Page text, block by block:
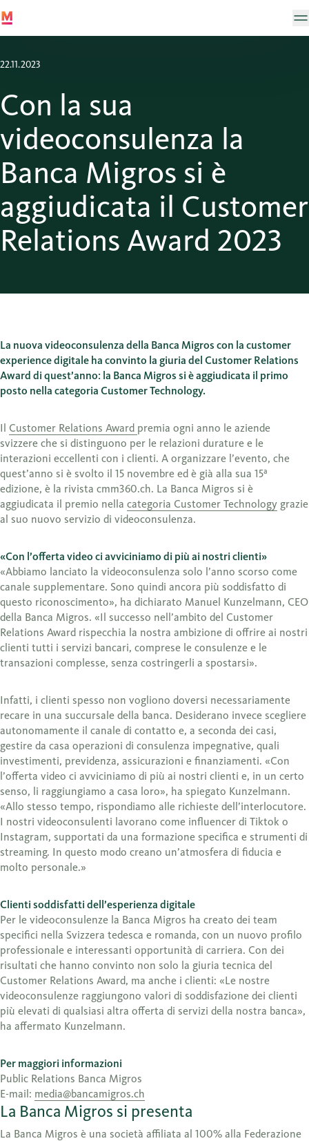
22.11.2023
Con la sua
videoconsulenza la
Banca Migros si è
aggiudicata il Customer
Relations Award 2023
La nuova videoconsulenza della Banca Migros con la customer
experience digitale ha convinto la giuria del Customer Relations
Award di quest’anno: la Banca Migros si è aggiudicata il primo
posto nella categoria Customer Technology.
Il Customer Relations Award premia ogni anno le aziende
svizzere che si distinguono per le relazioni durature e le
interazioni eccellenti con i clienti. A organizzare l’evento, che
quest’anno si è svolto il 15 novembre ed è già alla sua 15ª
edizione, è la rivista cmm360.ch. La Banca Migros si è
aggiudicata il premio nella categoria Customer Technology grazie
al suo nuovo servizio di videoconsulenza.
«Con l’offerta video ci avviciniamo di più ai nostri clienti»
«Abbiamo lanciato la videoconsulenza solo l’anno scorso come
canale supplementare. Sono quindi ancora più soddisfatto di
questo riconoscimento», ha dichiarato Manuel Kunzelmann, CEO
della Banca Migros. «Il successo nell’ambito del Customer
Relations Award rispecchia la nostra ambizione di offrire ai nostri
clienti tutti i servizi bancari, comprese le consulenze e le
transazioni complesse, senza costringerli a spostarsi».
Infatti, i clienti spesso non vogliono doversi necessariamente
recare in una succursale della banca. Desiderano invece scegliere
autonomamente il canale di contatto e, a seconda dei casi,
gestire da casa operazioni di consulenza impegnative, quali
investimenti, previdenza, assicurazioni e finanziamenti. «Con
l’offerta video ci avviciniamo di più ai nostri clienti e, in un certo
senso, li raggiungiamo a casa loro», ha spiegato Kunzelmann.
«Allo stesso tempo, rispondiamo alle richieste dell’interlocutore.
I nostri videoconsulenti lavorano come influencer di Tiktok o
Instagram, supportati da una formazione specifica e strumenti di
streaming. In questo modo creano un’atmosfera di fiducia e
molto personale.»
Clienti soddisfatti dell’esperienza digitale
Per le videoconsulenze la Banca Migros ha creato dei team
specifici nella Svizzera tedesca e romanda, con un nuovo profilo
professionale e interessanti opportunità di carriera. Con dei
risultati che hanno convinto non solo la giuria tecnica del
Customer Relations Award, ma anche i clienti: «Le nostre
videoconsulenze raggiungono valori di soddisfazione dei clienti
più elevati di qualsiasi altra offerta di servizi della nostra banca»,
ha affermato Kunzelmann.
Per maggiori informazioni
Public Relations Banca Migros
E-mail: media@bancamigros.ch
La Banca Migros si presenta
La Banca Migros è una società affiliata al 100% alla Federazione